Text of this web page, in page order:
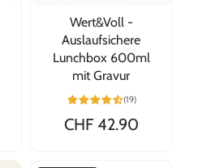
Wert&Voll -
Auslaufsichere
Lunchbox 600ml
mit Gravur
(19)
CHF 42.90